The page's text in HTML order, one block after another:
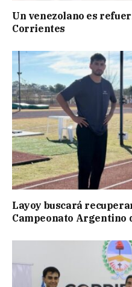
Un venezolano es
Corrientes
Layoy buscará
Campeonato Argentino